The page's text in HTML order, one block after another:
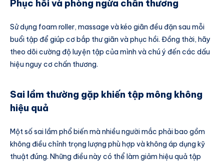
Phục hồi và phòng ngừa chấn thương
Sử dụng foam roller, massage và kéo giãn đều đặn sau mỗi
buổi tập để giúp cơ bắp thư giãn và phục hồi. Đồng thời, hãy
theo dõi cường độ luyện tập của mình và chú ý đến các dấu
hiệu nguy cơ chấn thương.
Sai lầm thường gặp khiến tập mông không
hiệu quả
Một số sai lầm phổ biến mà nhiều người mắc phải bao gồm
không điều chỉnh trọng lượng phù hợp và không áp dụng kỹ
thuật đúng. Những điều này có thể làm giảm hiệu quả tập